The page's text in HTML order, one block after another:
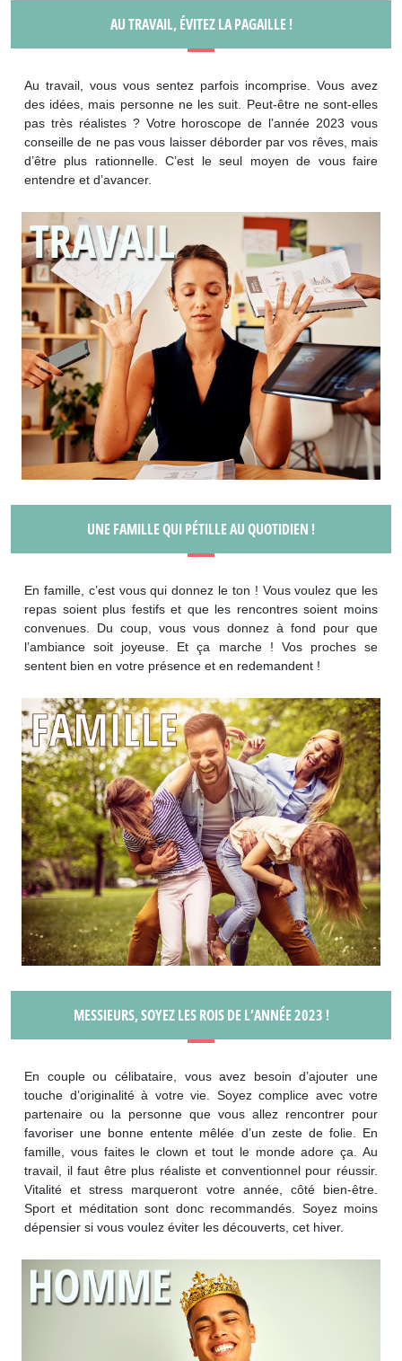
AU TRAVAIL, ÉVITEZ LA PAGAILLE !
Au travail, vous vous sentez parfois incomprise. Vous avez
des idées, mais personne ne les suit. Peut-être ne sont-elles
pas très réalistes ? Votre horoscope de l’année 2023 vous
conseille de ne pas vous laisser déborder par vos rêves, mais
d’être plus rationnelle. C’est le seul moyen de vous faire
entendre et d’avancer.
UNE FAMILLE QUI PÉTILLE AU QUOTIDIEN !
En famille, c’est vous qui donnez le ton ! Vous voulez que les
repas soient plus festifs et que les rencontres soient moins
convenues. Du coup, vous vous donnez à fond pour que
l’ambiance soit joyeuse. Et ça marche ! Vos proches se
sentent bien en votre présence et en redemandent !
MESSIEURS, SOYEZ LES ROIS DE L’ANNÉE 2023 !
En couple ou célibataire, vous avez besoin d’ajouter une
touche d’originalité à votre vie. Soyez complice avec votre
partenaire ou la personne que vous allez rencontrer pour
favoriser une bonne entente mêlée d’un zeste de folie. En
famille, vous faites le clown et tout le monde adore ça. Au
travail, il faut être plus réaliste et conventionnel pour réussir.
Vitalité et stress marqueront votre année, côté bien-être.
Sport et méditation sont donc recommandés. Soyez moins
dépensier si vous voulez éviter les découverts, cet hiver.